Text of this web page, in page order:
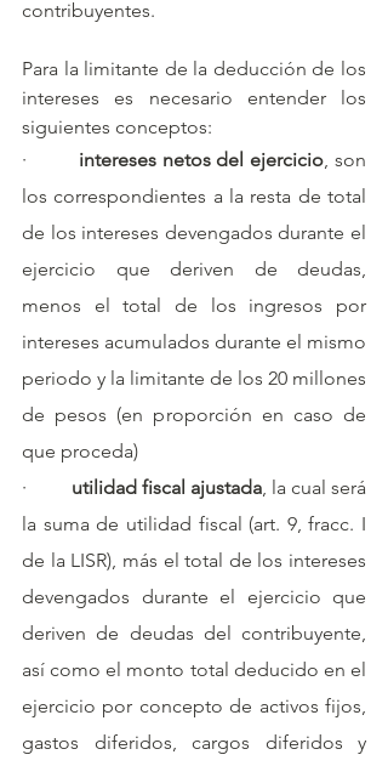
contribuyentes.
Para la limitante de la deducción de los
intereses es necesario entender los
siguientes conceptos:
· intereses netos del ejercicio, son
los correspondientes a la resta de total
de los intereses devengados durante el
ejercicio que deriven de deudas,
menos el total de los ingresos por
intereses acumulados durante el mismo
periodo y la limitante de los 20 millones
de pesos (en proporción en caso de
que proceda)
· utilidad fiscal ajustada, la cual será
la suma de utilidad fiscal (art. 9, fracc. I
de la LISR), más el total de los intereses
devengados durante el ejercicio que
deriven de deudas del contribuyente,
así como el monto total deducido en el
ejercicio por concepto de activos fijos,
gastos diferidos, cargos diferidos y